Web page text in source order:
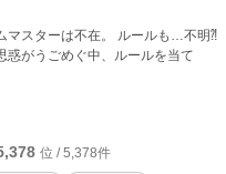
マスターは不在。 ルールも…不明⁈
がうごめぐ中、ルールを当て
位 / 5,378件